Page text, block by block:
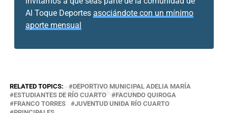
Al Toque Deportes asociándote con un mínimo
aporte mensual
RELATED TOPICS:
DEPORTIVO MUNICIPAL ADELIA MARÍA
ESTUDIANTES DE RÍO CUARTO
FACUNDO QUIROGA
FRANCO TORRES
JUVENTUD UNIDA RÍO CUARTO